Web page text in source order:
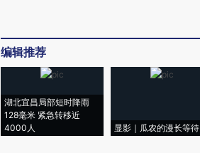
编辑推荐
湖北宜昌局部短时降雨
128毫米 紧急转移近
4000人
显影｜瓜农的漫长等待